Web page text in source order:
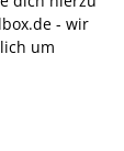
- wir
um